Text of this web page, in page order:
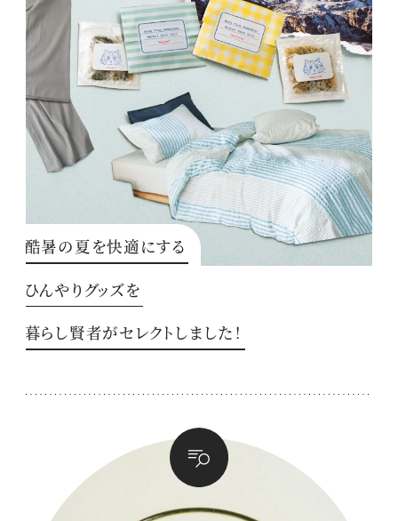
酷暑の夏を快適にする
ひんやりグッズを
暮らし賢者がセレクトしました！